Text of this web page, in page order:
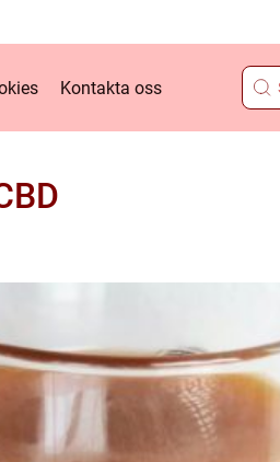
Kontakta oss